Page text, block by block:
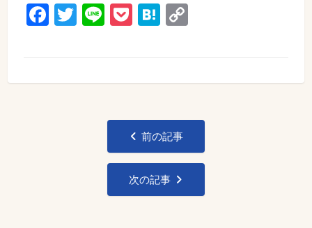
Facebook
Twitter
LinePocketHatena
Copy
前の記事
次の記事